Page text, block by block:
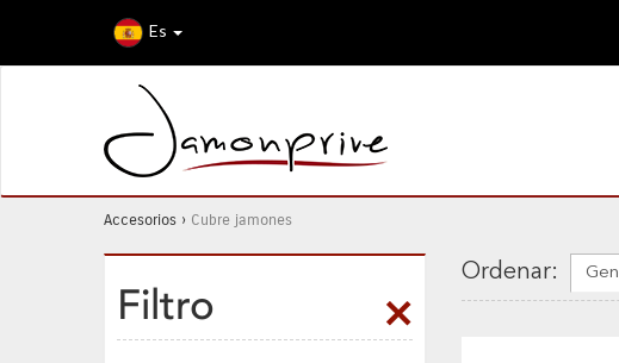
Es
Accesorios › Cubre jamones
Ordenar:
Filtro